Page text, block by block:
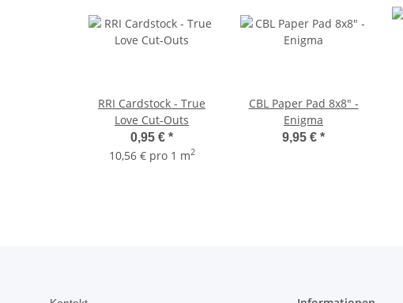
RRI Cardstock - True
Love Cut-Outs
0,95 € *
10,56 € pro 1 m2
CBL Paper Pad 8x8" -
Enigma
9,95 € *